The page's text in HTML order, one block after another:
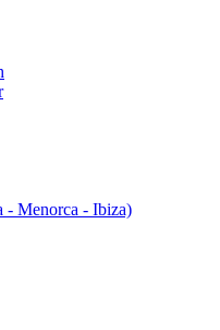
- Menorca - Ibiza)